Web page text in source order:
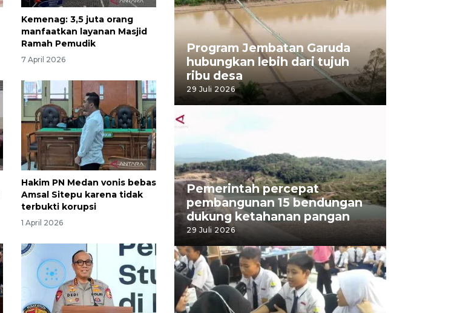
Kemenag: 3,5 juta orang
manfaatkan layanan Masjid
Ramah Pemudik
7 April 2026
Hakim PN Medan vonis bebas
Amsal Sitepu karena tidak
terbukti korupsi
1 April 2026
Program Jembatan Garuda
hubungkan lebih dari tujuh
ribu desa
29 Juli 2026
Pemerintah percepat
pembangunan 15 bendungan
dukung ketahanan pangan
29 Juli 2026